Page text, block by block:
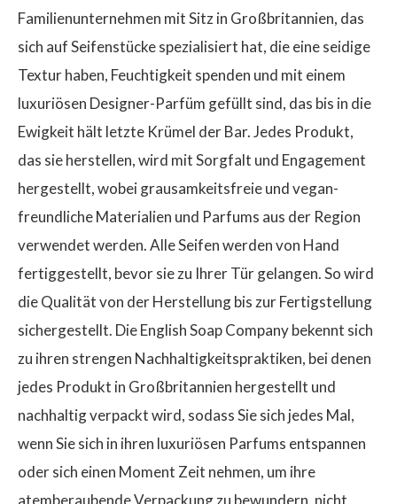
Familienunternehmen mit Sitz in Großbritannien, das
sich auf Seifenstücke spezialisiert hat, die eine seidige
Textur haben, Feuchtigkeit spenden und mit einem
luxuriösen Designer-Parfüm gefüllt sind, das bis in die
Ewigkeit hält letzte Krümel der Bar. Jedes Produkt,
das sie herstellen, wird mit Sorgfalt und Engagement
hergestellt, wobei grausamkeitsfreie und vegan-
freundliche Materialien und Parfums aus der Region
verwendet werden. Alle Seifen werden von Hand
fertiggestellt, bevor sie zu Ihrer Tür gelangen. So wird
die Qualität von der Herstellung bis zur Fertigstellung
sichergestellt. Die English Soap Company bekennt sich
zu ihren strengen Nachhaltigkeitspraktiken, bei denen
jedes Produkt in Großbritannien hergestellt und
nachhaltig verpackt wird, sodass Sie sich jedes Mal,
wenn Sie sich in ihren luxuriösen Parfums entspannen
oder sich einen Moment Zeit nehmen, um ihre
atemberaubende Verpackung zu bewundern, nicht